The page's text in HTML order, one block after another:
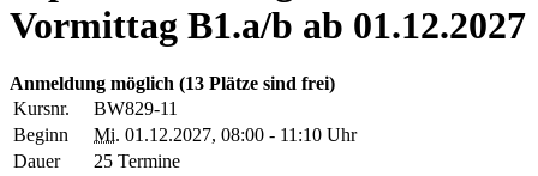
Vormittag B1.a/b ab 01.12.2027
Anmeldung möglich (13 Plätze sind frei)
Kursnr.
BW829-11
Beginn
Mi. 01.12.2027, 08:00 - 11:10 Uhr
Dauer
25 Termine